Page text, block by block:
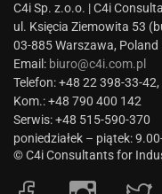
C4i Sp. z.o.o. | C4i
ul. Księcia Ziemowita 53
03-885 Warszawa, Poland
Email: biuro@c4i.com.pl
Telefon: +48 22 398-33-
Kom.: +48 790 400 142
Serwis: +48 515-590-370
poniedziałek – piątek:
© C4i Consultants for